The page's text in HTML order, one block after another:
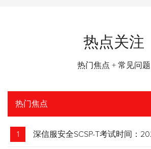
热点关注
热门焦点 + 常见问题
热门焦点
1 深信服安全SCSP-T考试时间：